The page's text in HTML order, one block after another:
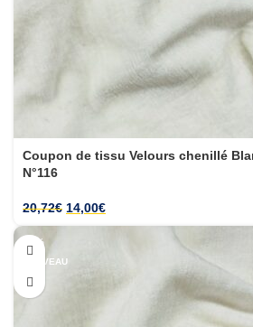
Coupon de tissu Velours chenillé
N°116
20,72€ 14,00€
-32%
NOUVEAU